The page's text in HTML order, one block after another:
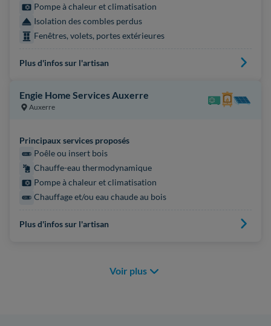
Pompe à chaleur et climatisation
Isolation des combles perdus
Fenêtres, volets, portes extérieures
Plus d'infos sur l'artisan
Engie Home Services Auxerre
Auxerre
Principaux services proposés
Poêle ou insert bois
Chauffe-eau thermodynamique
Pompe à chaleur et climatisation
Chauffage et/ou eau chaude au bois
Plus d'infos sur l'artisan
Voir plus